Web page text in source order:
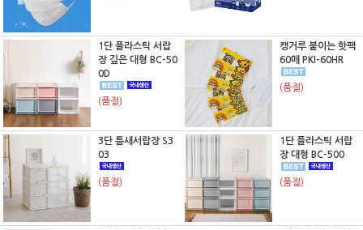
1단 플라스틱 서랍
장 깊은 대형 BC-50
0D
(품절)
캥거루 붙이는 핫팩
60매 PKI-60HR
(품절)
3단 틈새서랍장 S3
03
(품절)
1단 플라스틱 서랍
장 대형 BC-500
(품절)